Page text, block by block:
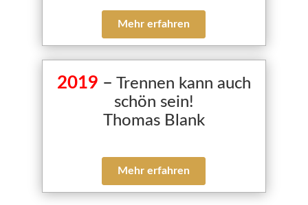
Mehr erfahren
2019 – Trennen kann auch
schön sein!
Thomas Blank
Mehr erfahren